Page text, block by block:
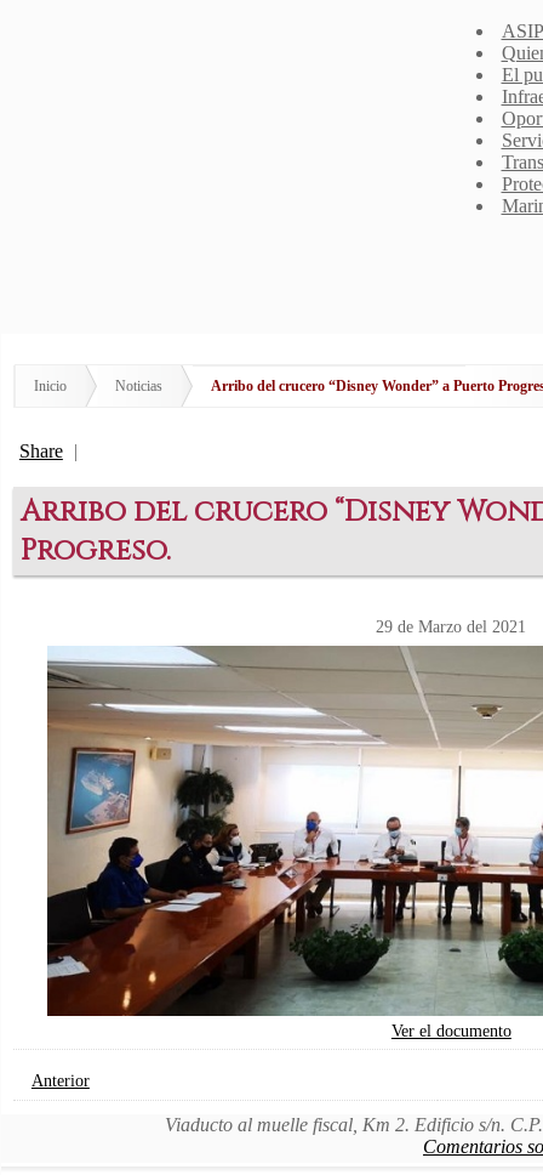
El
Inicio Noticias Arribo del crucero “Disney Wonder” a Puerto
Share |
Arribo del crucero “Disney
Progreso.
29 de Marzo del 2021
Ver el documento
Anterior
Viaducto al muelle fiscal, Km 2. Edificio s/n.
Comentarios